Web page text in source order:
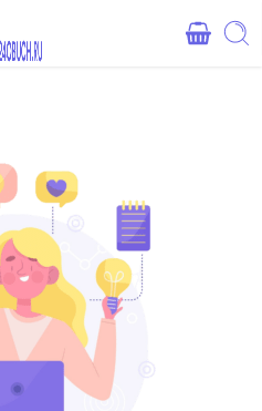
Сбербанка, могут